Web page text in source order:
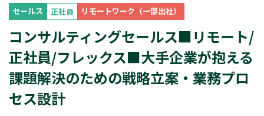
セールス 正社員 リモートワーク（一部出社）
コンサルティングセールス■リモート/
正社員/フレックス■大手企業が抱える
課題解決のための戦略立案・業務プロ
セス設計